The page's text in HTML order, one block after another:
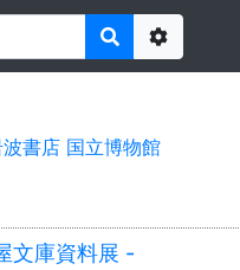
Options
書店 国立博物館
文庫資料展 -